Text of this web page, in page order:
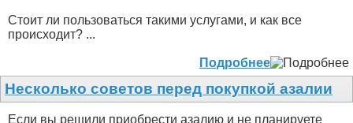
Стоит ли пользоваться такими услугами, и как все
происходит? ...
Подробнее
Несколько советов перед покупкой азалии
Если вы решили приобрести азалию и не планируете